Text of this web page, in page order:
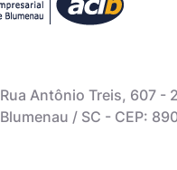
Rua Antônio Treis, 607 -
Blumenau / SC - CEP: